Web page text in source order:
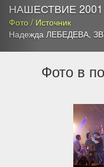
НАШЕСТВИЕ 2001
Фото / Источник
Надежда ЛЕБЕДЕВА,
Фото в